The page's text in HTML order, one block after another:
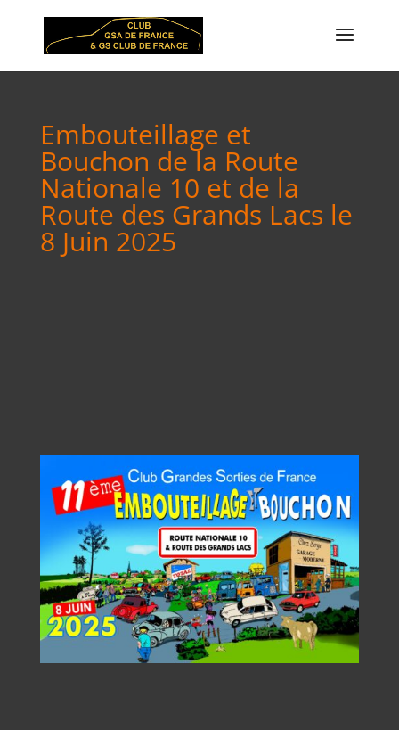
Embouteillage et
Bouchon de la Route
Nationale 10 et de la
Route des Grands Lacs le
8 Juin 2025